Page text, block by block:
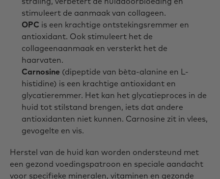
stimuleert de aanmaak van collageen.
OPC is een krachtige ontstekingsremmer en
antioxidant. Ook stimuleert het de
collageenaanmaak en versterkt het de
haarvaten.
Carnosine (dipeptide van bèta-alanine en L-
histidine) is een krachtige antioxidant en
glycatieremmer. Het kan het glycatieproces in de
huid tot stilstand brengen, iets dat andere
antioxidanten niet kunnen. Carnosine zit in vlees,
gevogelte en vis.
Herstel van de huid kan worden ondersteund met
een gezond voedingspatroon en speciale aandacht
voor specifieke mineralen, vitaminen en gezonde